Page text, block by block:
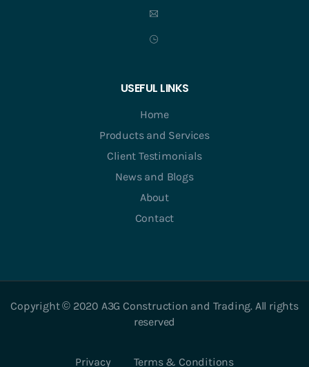
USEFUL LINKS
Home
Products and Services
Client Testimonials
News and Blogs
About
Contact
Copyright © 2020 A3G Construction and Trading. All rights
reserved
Privacy Terms & Conditions